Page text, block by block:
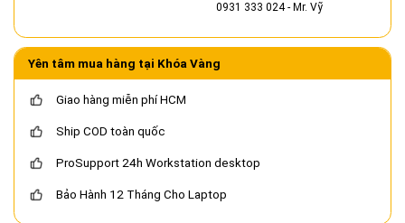
0931 333 024- Mr. Vỹ
Yên tâm mua hàng tại Khóa Vàng
Giao hàng miễn phí HCM
Ship COD toàn quốc
ProSupport 24h Workstation desktop
Bảo Hành 12 Tháng Cho Laptop